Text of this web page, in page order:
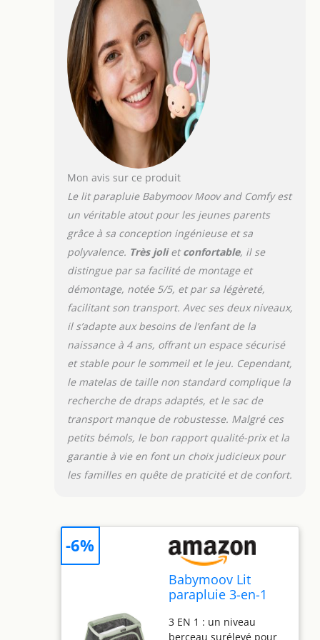
Housse des matelas
lavable en machine à
30° PRATIQUE :
installation &
rangement facile en
moins d'1 minute - 2
poches de rangement -
Sac de transport avec
de grandes anses pour
portage épaule inclus
AIRE DE JEUX : large
ouverture latérale pour
parapluie en aire de
jeux - Maille filet qui
assure une bonne
aération GARANTIE A
une garantie à vie sur
ce produit
(enregistrement sous 2
mois - site web de la
marque) . Il est
également réparable en
cas de problème, pour
allonger sa durée de vie
Mon avis sur ce produit
Le lit parapluie Babymoov Moov and Comfy est
un véritable atout pour les jeunes parents
grâce à sa conception ingénieuse et sa
polyvalence. Très jolietconfortable, il se
distingue par sa facilité de montage et
démontage, notée 5/5, et par sa légèreté,
facilitant son transport. Avec ses deux niveaux,
il s’adapte aux besoins de l’enfant de la
naissance à 4 ans, offrant un espace sécurisé
et stable pour le sommeil et le jeu. Cependant,
le matelas de taille non standard complique la
recherche de draps adaptés, et le sac de
transport manque de robustesse. Malgré ces
petits bémols, le bon rapport qualité-prix et la
garantie à vie en font un choix judicieux pour
les familles en quête de praticité et de confort.
Babymoov Lit
parapluie 3-en-1
Idéal dès la
3 EN 1 : un niveau
berceau surélevé pour
-6%